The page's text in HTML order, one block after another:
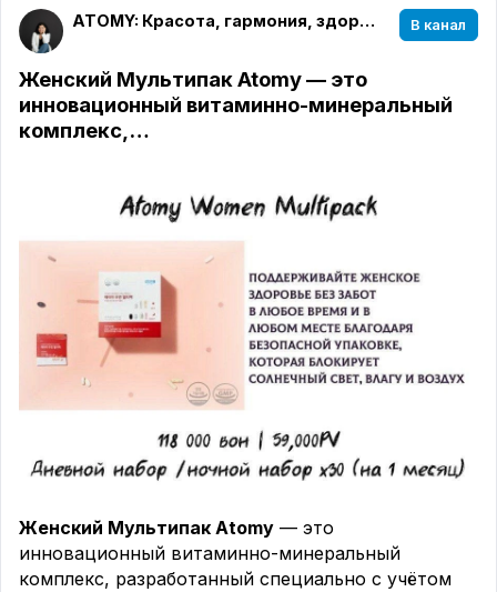
ATOMY: Красота, гармония, здоровье В канал
Женский Мультипак Atomy — это
инновационный витаминно-минеральный
комплекс,…
Женский Мультипак Atomy — это
инновационный витаминно-минеральный
комплекс, разработанный специально с учётом